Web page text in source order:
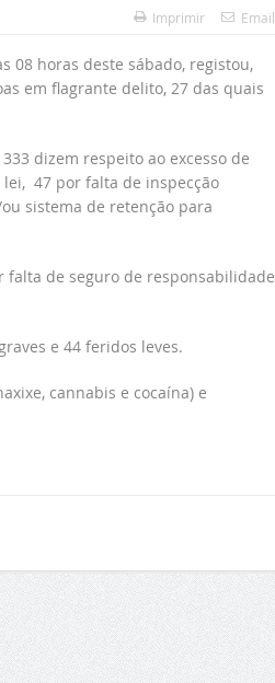
Imprimir Email
08 horas deste sábado, registou,
em flagrante delito, 27 das quais
dizem respeito ao excesso de
47 por falta de inspecção
sistema de retenção para
falta de seguro de responsabilidade
e 44 feridos leves.
cannabis e cocaína) e